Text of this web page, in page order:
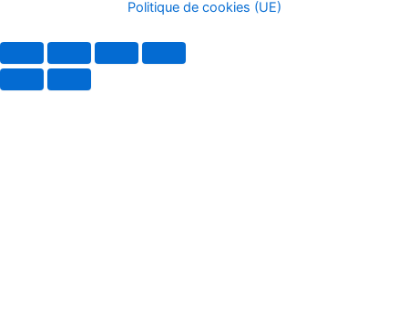
Politique de cookies (UE)